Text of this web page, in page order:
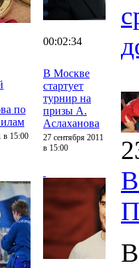
по
в 15:00
00:02:34
В Москве
стартует
турнир на
призы А.
Аслаханова
27 сентября 2011
в 15:00